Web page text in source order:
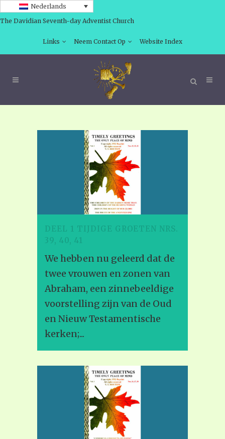
Nederlands
The Davidian Seventh-day Adventist Church
Links Neem Contact Op Website Index
DEEL 1 TIJDIGE GROETEN NRS.
39, 40, 41
We hebben nu geleerd dat de
twee vrouwen en zonen van
Abraham, een zinnebeeldige
voorstelling zijn van de Oud
en Nieuw Testamentische
kerken;...